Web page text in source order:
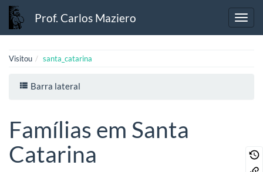
Prof. Carlos Maziero
Visitou santa_catarina
Barra lateral
Famílias em Santa
Catarina